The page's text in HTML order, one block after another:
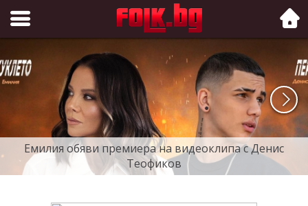
Folk.bg
Емилия обяви премиера на видеоклипа с Денис
Теофиков